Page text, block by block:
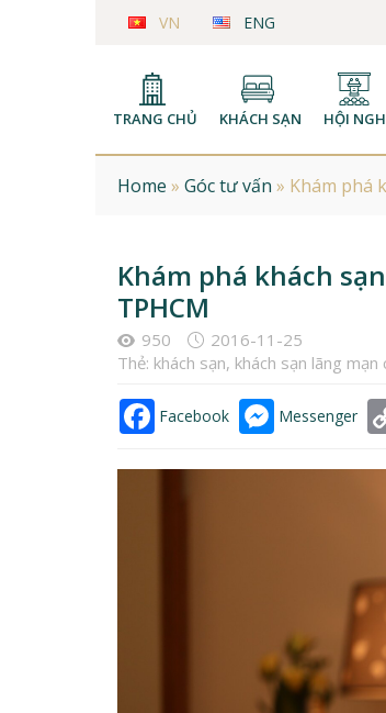
VN ENG
TRANG CHỦ KHÁCH SẠN HỘI
Home » Góc tư vấn » Khám phá
Khám phá khách
TPHCM
950
2016-11-25
Thẻ: khách sạn, khách sạn lãng
Facebook Messenger